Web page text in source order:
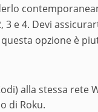
e 4. Devi
opzione è
alla stessa rete
di Roku.